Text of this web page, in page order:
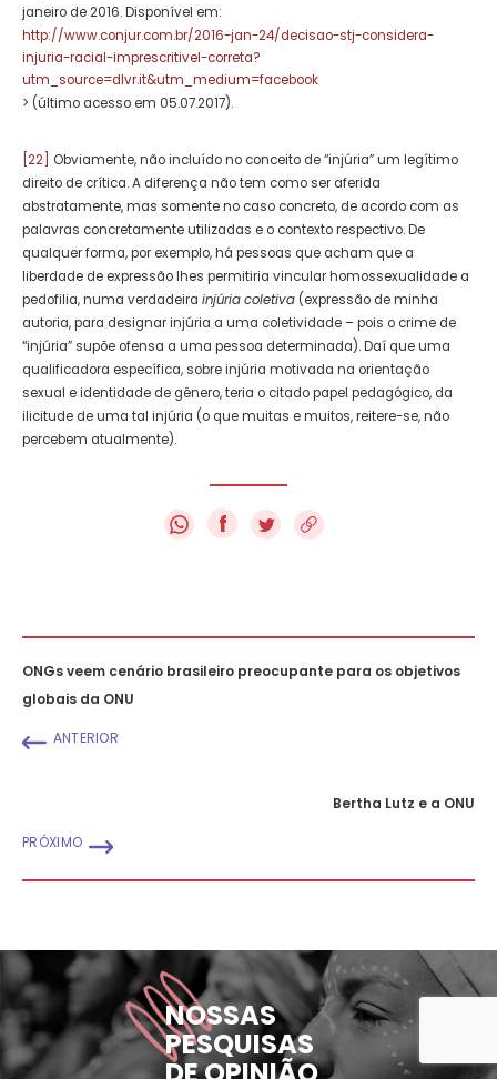
janeiro de 2016. Disponível em:
http://www.conjur.com.br/2016-jan-24/decisao-stj-considera-
injuria-racial-imprescritivel-correta?
utm_source=dlvr.it&utm_medium=facebook
> (último acesso em 05.07.2017).
[22]
Obviamente, não incluído no conceito de “injúria” um legítimo
direito de crítica. A diferença não tem como ser aferida
abstratamente, mas somente no caso concreto, de acordo com as
palavras concretamente utilizadas e o contexto respectivo. De
qualquer forma, por exemplo, há pessoas que acham que a
liberdade de expressão lhes permitiria vincular homossexualidade a
pedofilia, numa verdadeira injúria coletiva (expressão de minha
autoria, para designar injúria a uma coletividade – pois o crime de
“injúria” supõe ofensa a uma pessoa determinada). Daí que uma
qualificadora específica, sobre injúria motivada na orientação
sexual e identidade de gênero, teria o citado papel pedagógico, da
ilicitude de uma tal injúria (o que muitas e muitos, reitere-se, não
percebem atualmente).
f
ONGs veem cenário brasileiro preocupante para os objetivos
globais da ONU
ANTERIOR
Bertha Lutz e a ONU
PRÓXIMO
NOSSAS
PESQUISAS